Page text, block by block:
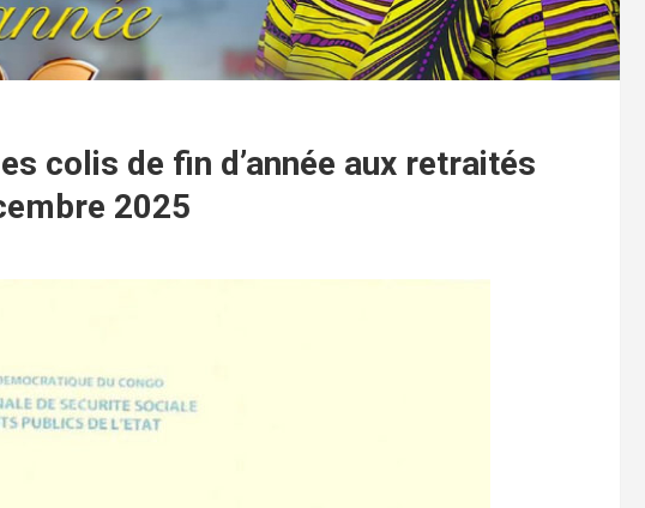
colis de fin d’année aux retraités
2025